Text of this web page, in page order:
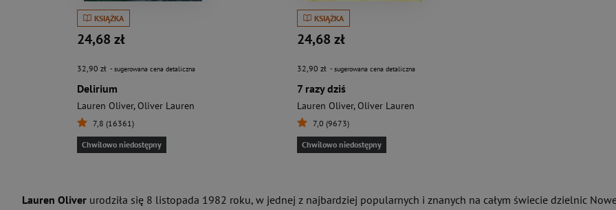
KSIĄŻKA
24,68 zł
32,90 zł - sugerowana cena detaliczna
Delirium
Lauren Oliver,Oliver Lauren
7,8 (16361)
Chwilowo niedostępny
KSIĄŻKA
24,68 zł
32,90 zł - sugerowana cena detaliczna
7 razy dziś
Lauren Oliver,Oliver Lauren
7,0 (9673)
Chwilowo niedostępny
Lauren Oliver urodziła się 8 listopada 1982 roku, w jednej z najbardziej popularnych i znanych na całym świecie dzielnic